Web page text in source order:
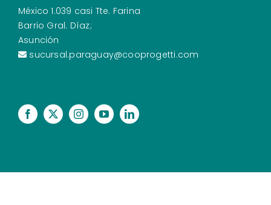
México 1.039 casi Tte. Farina
Barrio Gral. Díaz;
Asunción
sucursal.paraguay@cooprogetti.com